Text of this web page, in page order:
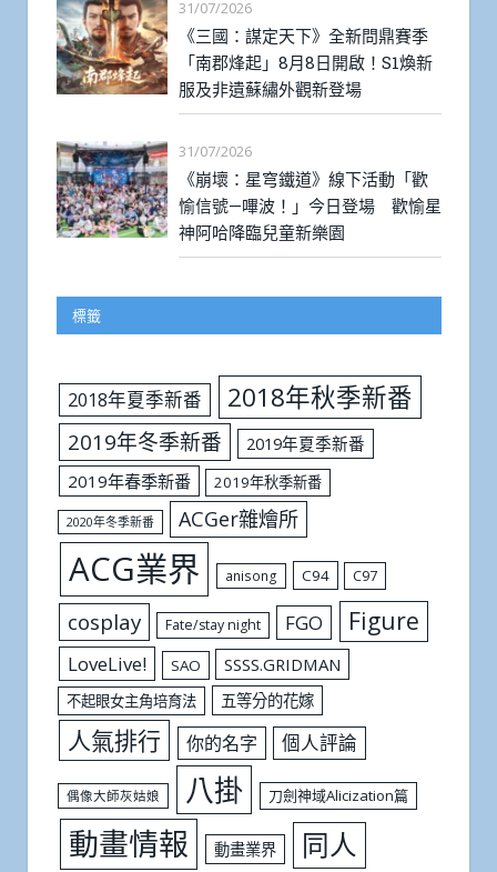
31/07/2026
《三國：謀定天下》全新問鼎賽季
「南郡烽起」8月8日開啟！S1煥新
服及非遺蘇繡外觀新登場
31/07/2026
《崩壞：星穹鐵道》線下活動「歡
愉信號—嗶波！」今日登場 歡愉星
神阿哈降臨兒童新樂園
標籤
2018年夏季新番 2018年秋季新番
2019年冬季新番
2019年夏季新番
2019年春季新番
2019年秋季新番
2020年冬季新番 ACGer雜燴所
ACG業界 anisong C94 C97
cosplay Fate/stay night FGO Figure
LoveLive! SAO SSSS.GRIDMAN
不起眼女主角培育法 五等分的花嫁
人氣排行 你的名字 個人評論
偶像大師灰姑娘 八掛 刀劍神域Alicization篇
動畫情報 動畫業界 同人